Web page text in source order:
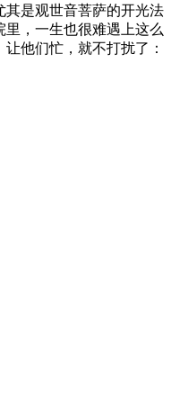
其是观世音菩萨的开光法
，一生也很难遇上这么
他们忙，就不打扰了：